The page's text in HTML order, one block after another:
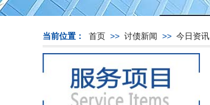
当前位置： 首页 >> 讨债新闻 >> 今日资讯